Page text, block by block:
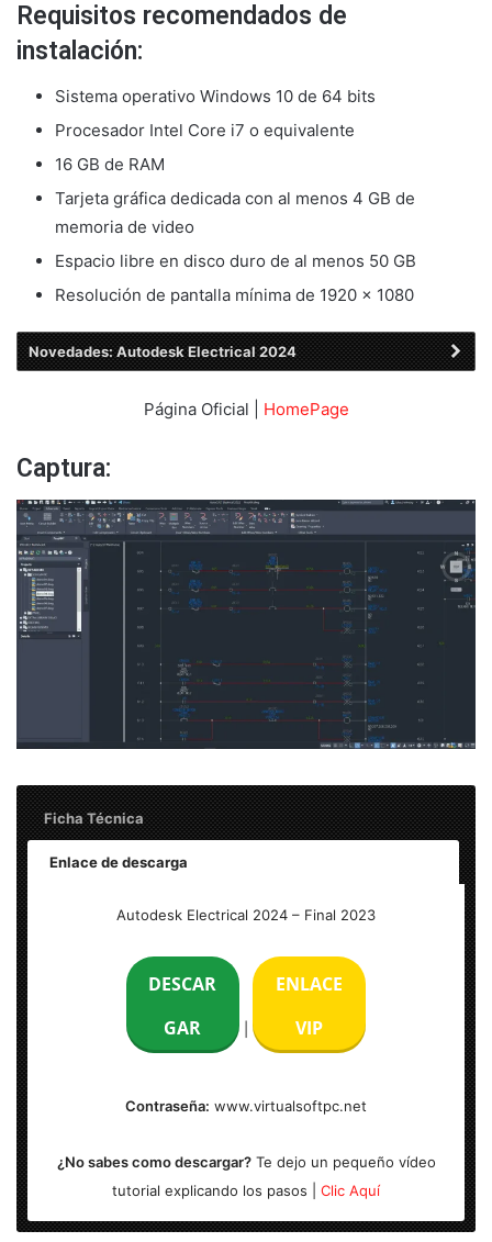
Requisitos recomendados de
instalación:
Sistema operativo Windows 10 de 64 bits
Procesador Intel Core i7 o equivalente
16 GB de RAM
Tarjeta gráfica dedicada con al menos 4 GB de
memoria de video
Espacio libre en disco duro de al menos 50 GB
Resolución de pantalla mínima de 1920 x 1080
Novedades: Autodesk Electrical 2024
Página Oficial | HomePage
Captura:
Ficha Técnica
Enlace de descarga
Autodesk Electrical 2024 – Final 2023
DESCAR
GAR
ENLACE
VIP
Contraseña: www.virtualsoftpc.net
¿No sabes como descargar?Te dejo un pequeño vídeo
tutorial explicando los pasos | Clic Aquí